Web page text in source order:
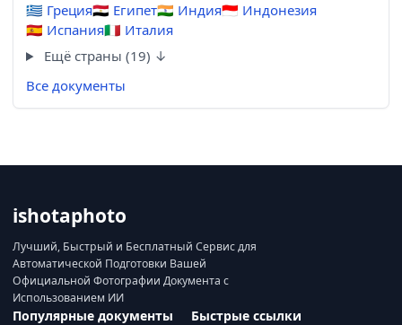
🇬🇷 Греция🇪🇬 Египет🇮🇳 Индия🇮🇩 Индонезия
🇪🇸 Испания🇮🇹 Италия
Ещё страны (19) ↓
Все документы
ishotaphoto
Лучший, Быстрый и Бесплатный Сервис для
Автоматической Подготовки Вашей
Официальной Фотографии Документа с
Использованием ИИ
Популярные документы Быстрые ссылки